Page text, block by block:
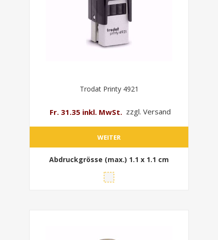
Trodat Printy 4921
Fr. 31.35 inkl. MwSt. zzgl. Versand
WEITER
Abdruckgrösse (max.) 1.1 x 1.1 cm